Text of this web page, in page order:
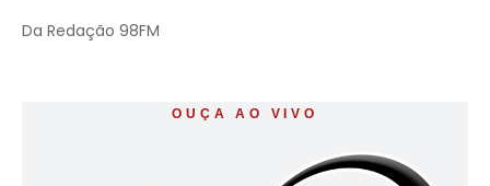
Da Redação 98FM
OUÇA AO VIVO